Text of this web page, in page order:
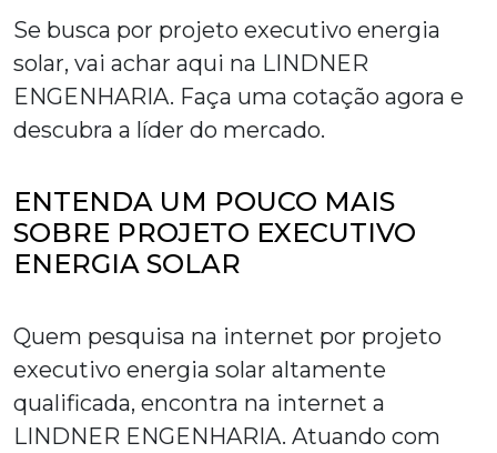
Se busca por projeto executivo energia
solar, vai achar aqui na LINDNER
ENGENHARIA. Faça uma cotação agora e
descubra a líder do mercado.
ENTENDA UM POUCO MAIS
SOBRE PROJETO EXECUTIVO
ENERGIA SOLAR
Quem pesquisa na internet por projeto
executivo energia solar altamente
qualificada, encontra na internet a
LINDNER ENGENHARIA. Atuando com